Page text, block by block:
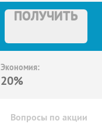
ПОЛУЧИТЬ
Экономия:
20%
Вопросы по акции